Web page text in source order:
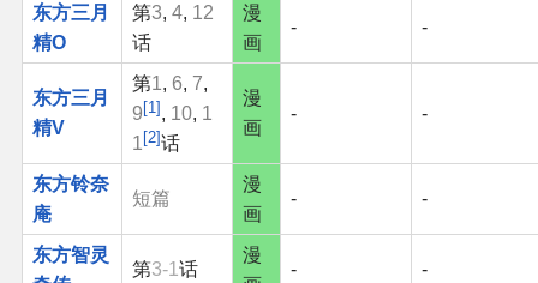
东方三月
精O
第3, 4, 12
话
漫
画
- -
东方三月
精V
第1, 6, 7,
9 1 , 10, 1
1 2 话
漫
画
- -
东方铃奈
庵
短篇
漫
画
- -
东方智灵
第3-1 话
漫
- -